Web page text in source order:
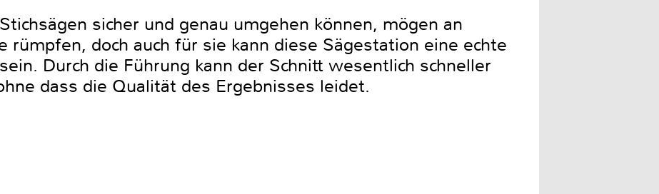
sicher und genau umgehen können, mögen an
rümpfen, doch auch für sie kann diese Sägestation eine echte
Durch die Führung kann der Schnitt wesentlich schneller
dass die Qualität des Ergebnisses leidet.